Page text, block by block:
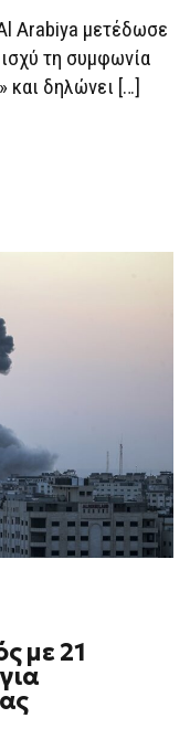
Arabiya μετέδωσε
τη συμφωνία
και δηλώνει […]
με 21